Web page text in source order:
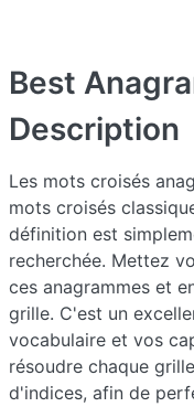
Best
Description
Les mots croisés
mots croisés
définition est
recherchée. Mettez
ces anagrammes et
grille. C'est un
vocabulaire et vos
résoudre chaque
d'indices, afin de